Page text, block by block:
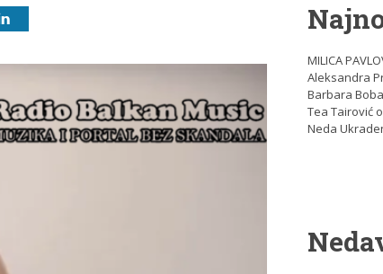
MILICA
Aleksandra
Barbara
Tea Tairović
Neda